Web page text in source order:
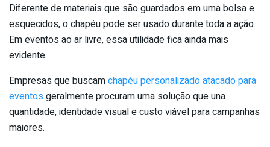
Diferente de materiais que são guardados em uma bolsa e
esquecidos, o chapéu pode ser usado durante toda a ação.
Em eventos ao ar livre, essa utilidade fica ainda mais
evidente.
Empresas que buscamchapéu personalizado atacado para
eventos geralmente procuram uma solução que una
quantidade, identidade visual e custo viável para campanhas
maiores.